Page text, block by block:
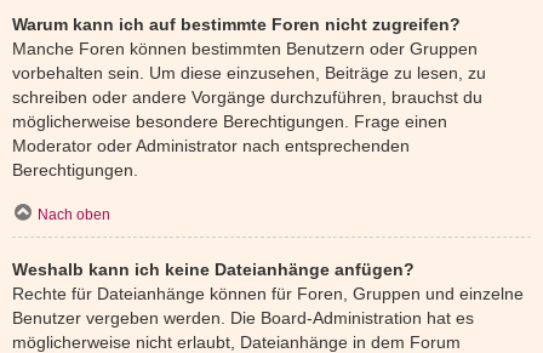
Warum kann ich auf bestimmte Foren nicht zugreifen?
Manche Foren können bestimmten Benutzern oder Gruppen
vorbehalten sein. Um diese einzusehen, Beiträge zu lesen, zu
schreiben oder andere Vorgänge durchzuführen, brauchst du
möglicherweise besondere Berechtigungen. Frage einen
Moderator oder Administrator nach entsprechenden
Berechtigungen.
Nach oben
Weshalb kann ich keine Dateianhänge anfügen?
Rechte für Dateianhänge können für Foren, Gruppen und einzelne
Benutzer vergeben werden. Die Board-Administration hat es
möglicherweise nicht erlaubt, Dateianhänge in dem Forum